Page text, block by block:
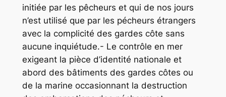
initiée par les pêcheurs et qui de nos jours
n’est utilisé que par les pécheurs étrangers
avec la complicité des gardes côte sans
aucune inquiétude.- Le contrôle en mer
exigeant la pièce d’identité nationale et
abord des bâtiments des gardes côtes ou
de la marine occasionnant la destruction